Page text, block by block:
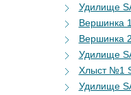
Удилище
Вершинка
Вершинка
Удилище
Хлыст №1
Удилище